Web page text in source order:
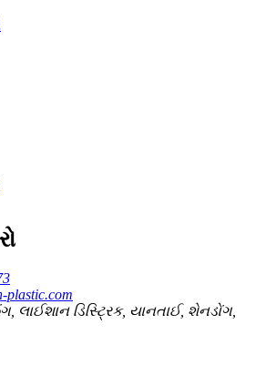
plastic.com
લાઈશાન ડિસ્ટ્રિક, યાનતાઈ, શેનડોંગ,